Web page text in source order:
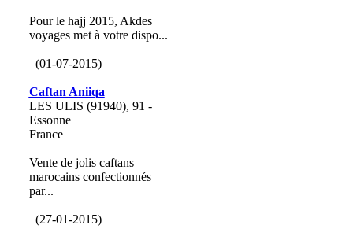
Pour le hajj 2015, Akdes
voyages met à votre dispo...
(01-07-2015)
Caftan Aniiqa
LES ULIS (91940), 91 -
Essonne
France
Vente de jolis caftans
marocains confectionnés
par...
(27-01-2015)